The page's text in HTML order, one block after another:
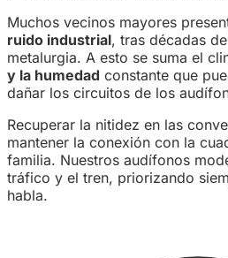
Muchos vecinos mayores
ruido industrial, tras décadas
metalurgia. A esto se suma el
y la humedad constante que
dañar los circuitos de los
Recuperar la nitidez en las
mantener la conexión con la
familia. Nuestros audífonos
tráfico y el tren, priorizando
habla.